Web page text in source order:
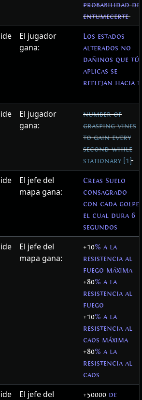
probabilidad de
entumecerte
El jugador
gana:
Los estados
alterados no
dañinos que tú
aplicas se
reflejan hacia
El jugador
gana:
number of
grasping vines
to gain every
second while
stationary [1]
El jefe del
mapa gana:
Creas Suelo
consagrado
con cada golpe,
el cual dura 6
segundos
El jefe del
mapa gana:
+10% a la
resistencia al
fuego máxima
+80% a la
resistencia al
fuego
+10% a la
resistencia al
caos máxima
+80% a la
resistencia al
caos
El jefe del
+50000 de